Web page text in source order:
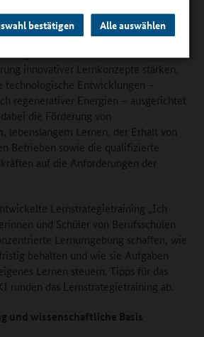
bestätigen Alle auswählen
Projekt learn.SHK will die berufliche
innovativer Lernkonzepte stärken,
Entwicklungen –
regenerativer Energien – ausgerichtet
die Förderung von
lebenslangem Lernen, der Erhalt von
Betrieben sowie die qualifizierte
auf die Anforderungen der
Lernstrategietraining „Ich
und Schüler von Berufsschulen
Lernumgebung schaffen, wie
behalten und wie sie Aufgaben
Lernen steuern. Tipps für das
runden das Lernstrategietraining ab.
und wissenschaftliche Basis